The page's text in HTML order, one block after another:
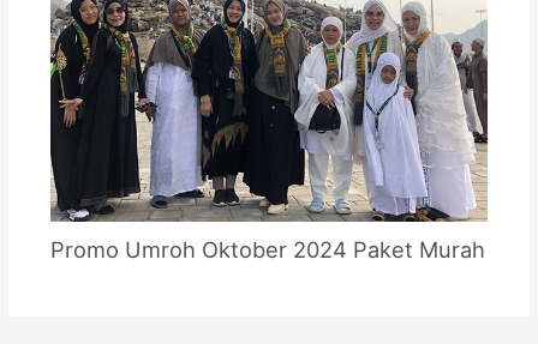
Promo Umroh Oktober 2024 Paket Murah